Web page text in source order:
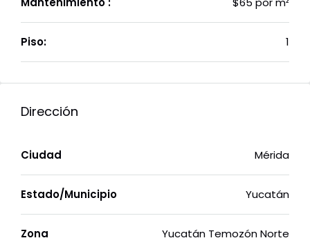
Piso: 1
Dirección
Ciudad Mérida
Estado/Municipio Yucatán
Zona Yucatán Temozón Norte